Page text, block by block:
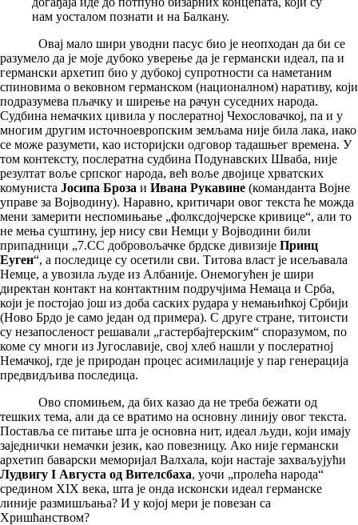
нам уосталом познати и на Балкану.
Овај мало шири уводни пасус био је неопходан да би се
разумело да је моје дубоко уверење да је германски идеал, па и
германски архетип био у дубокој супротности са наметаним
спиновима о вековном германском (националном) наративу, који
подразумева пљачку и ширење на рачун суседних народа.
Судбина немачких цивила у послератној Чехословачкој, па и у
многим другим источноевропским земљама није била лака, иако
се може разумети, као историјски одговор тадашњег времена. У
том контексту, послератна судбина Подунавских Шваба, није
резултат воље српског народа, већ воље двојице хрватских
комуниста Јосипа Броза и Ивана Рукавине (команданта Војне
управе за Војводину). Наравно, критичари овог текста ће можда
мени замерити неспомињање „фолксдојчерске кривице“, али то
не мења суштину, јер нису сви Немци у Војводини били
припадници „7.СС добровољачке брдске дивизије Принц
Еуген“, а последице су осетили сви. Титова власт је исељавала
Немце, а увозила људе из Албаније. Онемогућен је шири
директан контакт на контактним подручјима Немаца и Срба,
који је постојао још из доба саских рудара у немањићкој Србији
(Ново Брдо је само један од примера). С друге стране, титоисти
су незапосленост решавали „гастербајтерским“ споразумом, по
коме су многи из Југославије, свој хлеб нашли у послератној
Немачкој, где је природан процес асимилације у пар генерација
предвидљива последица.
Ово спомињем, да бих казао да не треба бежати од
тешких тема, али да се вратимо на основну линију овог текста.
Поставља се питање шта је основна нит, идеал људи, који имају
заједнички немачки језик, као повезницу. Ако није германски
архетип баварски меморијал Валхала, који настаје захваљујући
Лудвигу I Августа од Вителсбаха, уочи „пролећа народа“
средином XIX века, шта је онда исконски идеал германске
линије размишљања? И у којој мери је повезан са
Хришћанством?